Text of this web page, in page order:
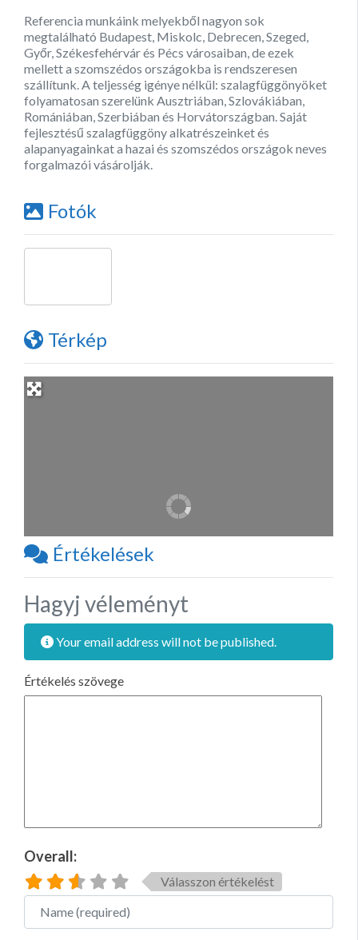
Referencia munkáink melyekből nagyon sok
megtalálható Budapest, Miskolc, Debrecen, Szeged,
Győr, Székesfehérvár és Pécs városaiban, de ezek
mellett a szomszédos országokba is rendszeresen
szállítunk. A teljesség igénye nélkül: szalagfüggönyöket
folyamatosan szerelünk Ausztriában, Szlovákiában,
Romániában, Szerbiában és Horvátországban. Saját
fejlesztésű szalagfüggöny alkatrészeinket és
alapanyagainkat a hazai és szomszédos országok neves
forgalmazói vásárolják.
Fotók
Térkép
Értékelések
Hagyj véleményt
Your email address will not be published.
Értékelés szövege
Overall:
Válasszon értékelést
Name